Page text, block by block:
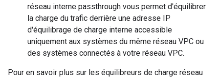
réseau interne passthrough vous permet d'équilibrer
la charge du trafic derrière une adresse IP
d'équilibrage de charge interne accessible
uniquement aux systèmes du même réseau VPC ou
des systèmes connectés à votre réseau VPC.
Pour en savoir plus sur les équilibreurs de charge réseau